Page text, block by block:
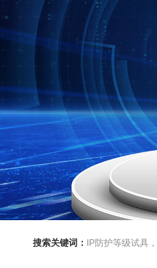
搜索关键词： IP防护等级试具